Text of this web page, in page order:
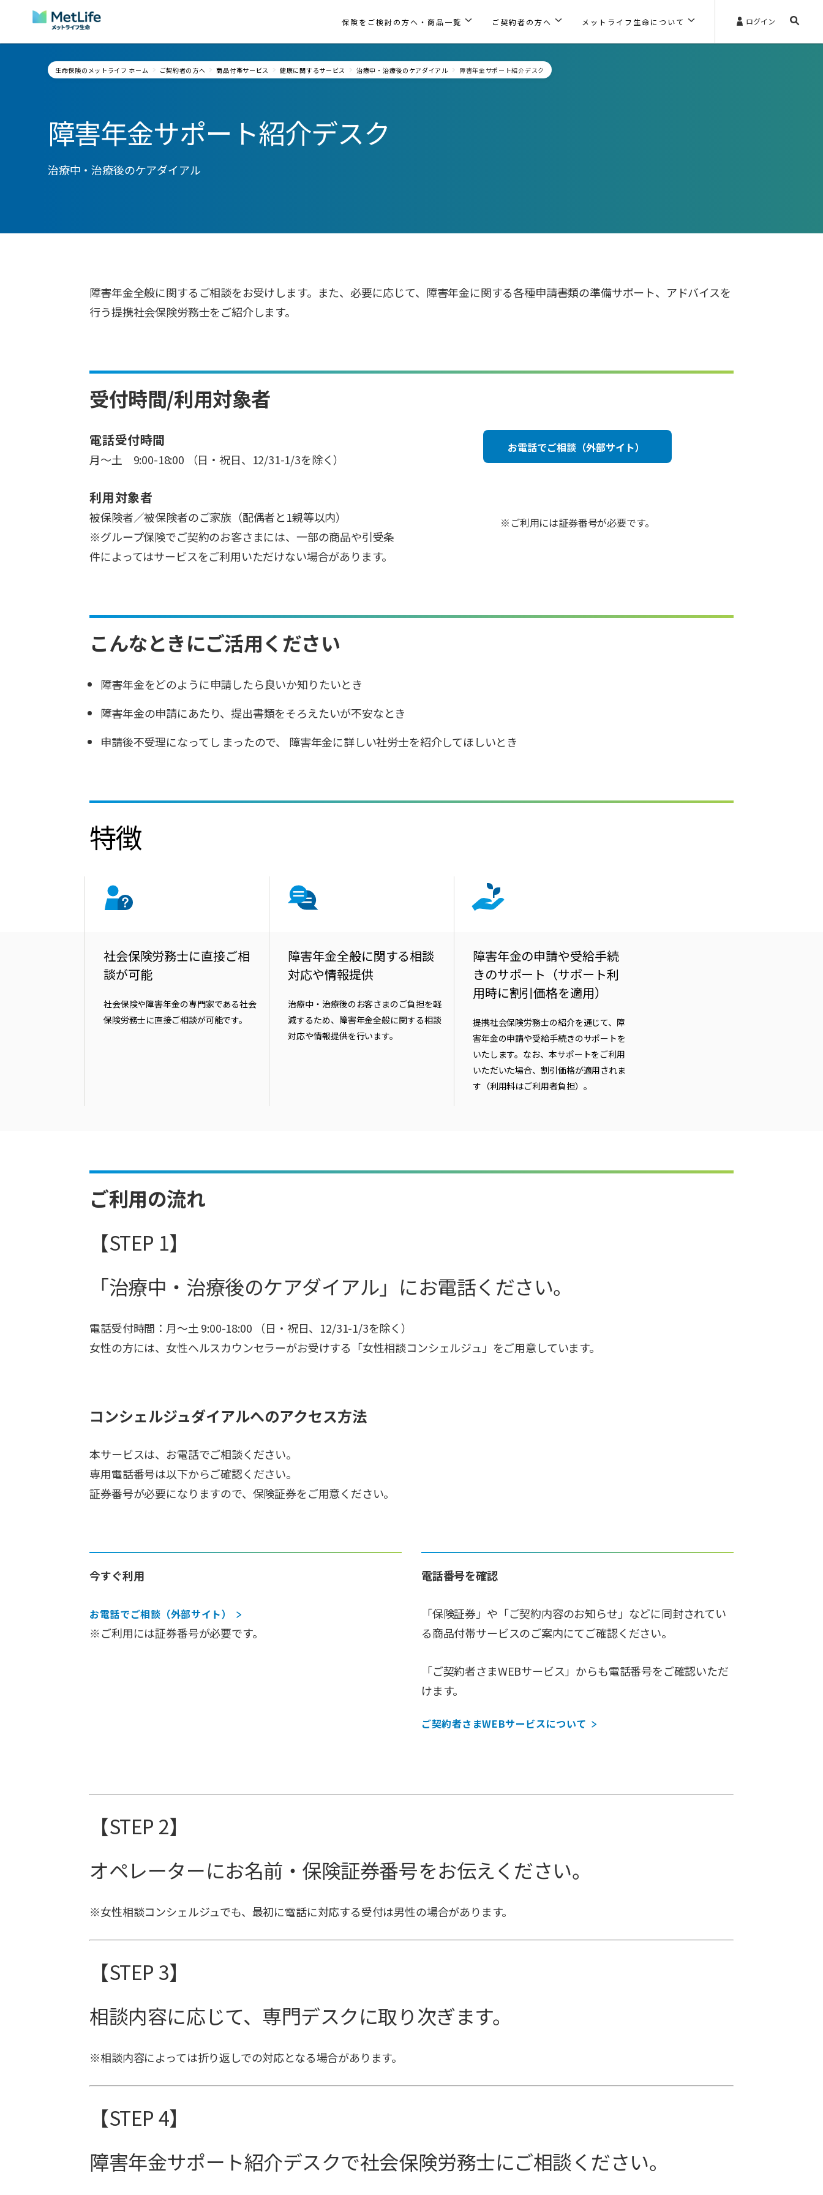
Skip Navigation
保険をご検討の方へ・商品一覧 ご契約者の方へ メットライフ生命について ログイン
生命保険のメットライフ ホーム ご契約者の方へ 商品付帯サービス 健康に関するサービス 治療中・治療後のケアダイアル 障害年金サポート紹介デスク
障害年金サポート紹介デスク
治療中・治療後のケアダイアル
障害年金全般に関するご相談をお受けします。また、必要に応じて、障害年金に関する各種申請書類の準備サポート、アドバイスを
行う提携社会保険労務士をご紹介します。
受付時間/利用対象者
電話受付時間
月～土 9:00-18:00 （日・祝日、12/31-1/3を除く）
利用対象者
被保険者／被保険者のご家族（配偶者と1親等以内）
※グループ保険でご契約のお客さまには、一部の商品や引受条
件によってはサービスをご利用いただけない場合があります。
お電話でご相談（外部サイト）
※ご利用には証券番号が必要です。
こんなときにご活用ください
障害年金をどのように申請したら良いか知りたいとき
障害年金の申請にあたり、提出書類をそろえたいが不安なとき
申請後不受理になってし まったので、 障害年金に詳しい社労士を紹介してほしいとき
特徴
社会保険労務士に直接ご相
談が可能
社会保険や障害年金の専門家である社会
保険労務士に直接ご相談が可能です。
障害年金全般に関する相談
対応や情報提供
治療中・治療後のお客さまのご負担を軽
減するため、障害年金全般に関する相談
対応や情報提供を行います。
障害年金の申請や受給手続
きのサポート（サポート利
用時に割引価格を適用）
提携社会保険労務士の紹介を通じて、障
害年金の申請や受給手続きのサポートを
いたします。なお、本サポートをご利用
いただいた場合、割引価格が適用されま
す（利用料はご利用者負担）。
ご利用の流れ
【STEP 1】
「治療中・治療後のケアダイアル」にお電話ください。
電話受付時間：月～土 9:00-18:00 （日・祝日、12/31-1/3を除く）
女性の方には、女性ヘルスカウンセラーがお受けする「女性相談コンシェルジュ」をご用意しています。
コンシェルジュダイアルへのアクセス方法
本サービスは、お電話でご相談ください。
専用電話番号は以下からご確認ください。
証券番号が必要になりますので、保険証券をご用意ください。
今すぐ利用
お電話でご相談（外部サイト）
※ご利用には証券番号が必要です。
電話番号を確認
「保険証券」や「ご契約内容のお知らせ」などに同封されてい
る商品付帯サービスのご案内にてご確認ください。
「ご契約者さまWEBサービス」からも電話番号をご確認いただ
けます。
ご契約者さまWEBサービスについて
【STEP 2】
オペレーターにお名前・保険証券番号をお伝えください。
※女性相談コンシェルジュでも、最初に電話に対応する受付は男性の場合があります。
【STEP 3】
相談内容に応じて、専門デスクに取り次ぎます。
※相談内容によっては折り返しでの対応となる場合があります。
【STEP 4】
障害年金サポート紹介デスクで社会保険労務士にご相談ください。